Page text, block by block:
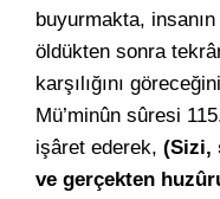
buyurmakta, insanın
öldükten sonra
karşılığını
Mü’minûn sûresi
işâret ederek, (Sizi,
ve gerçekten